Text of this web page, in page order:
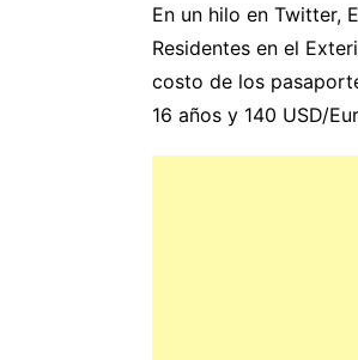
En un hilo en Twitter,
Residentes en el
costo de los
16 años y 140 USD/